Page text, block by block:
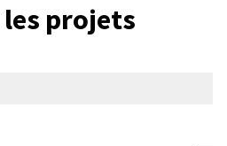
projets